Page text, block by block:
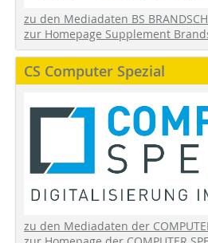
zu den Mediadaten BS
zur Homepage Supplement
CS Computer Spezial
zu den Mediadaten der